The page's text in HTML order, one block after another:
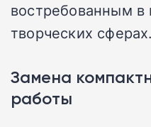
востребованным
творческих сферах.
Замена
работы